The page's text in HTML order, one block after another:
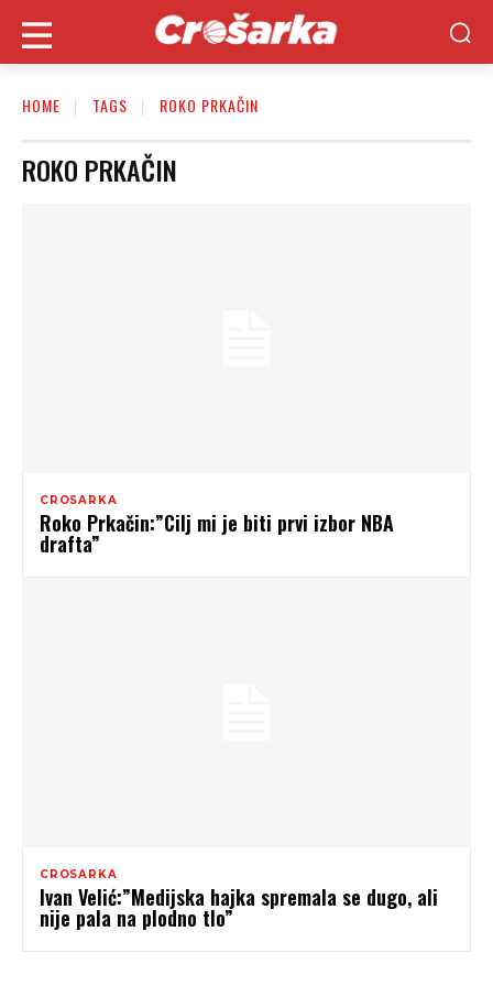
HOME TAGS ROKO PRKAČIN
ROKO PRKAČIN
CROSARKA
Roko Prkačin:”Cilj mi je biti prvi izbor NBA
drafta”
CROSARKA
Ivan Velić:”Medijska hajka spremala se dugo, ali
nije pala na plodno tlo”